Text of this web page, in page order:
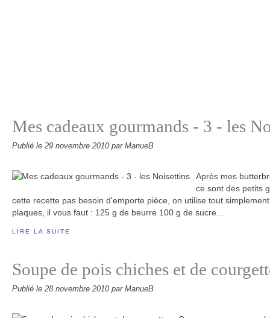
Mes cadeaux gourmands - 3 - les
Publié le 29 novembre 2010 par ManueB
Après mes
ce sont des petits
cette recette pas besoin d'emporte pièce, on utilise tout
plaques, il vous faut : 125 g de beurre 100 g de sucre...
LIRE LA SUITE
Soupe de pois chiches et de
Publié le 28 novembre 2010 par ManueB